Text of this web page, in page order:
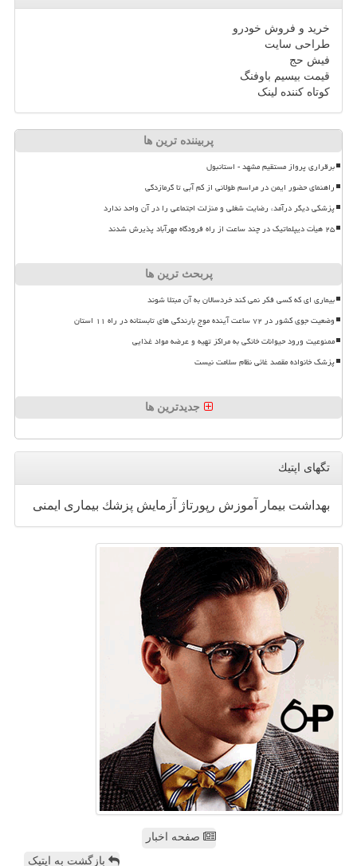
خرید و فروش خودرو
طراحی سایت
فیش حج
قیمت بیسیم باوفنگ
کوتاه کننده لینک
پربیننده ترین ها
برقراری پرواز مستقیم مشهد - استانبول
راهنمای حضور ایمن در مراسم طولانی از کم آبی تا گرمازدگی
پزشکی دیگر درآمد، رضایت شغلی و منزلت اجتماعی را در آن واحد ندارد
۲۵ هیأت دیپلماتیک در چند ساعت از راه فرودگاه مهرآباد پذیرش شدند
پربحث ترین ها
بیماری ای که کسی فکر نمی کند خردسالان به آن مبتلا شوند
وضعیت جوی کشور در ۷۲ ساعت آینده موج بارندگی های تابستانه در راه ۱۱ استان
ممنوعیت ورود حیوانات خانگی به مراکز تهیه و عرضه مواد غذایی
پزشک خانواده مقصد غائی نظام سلامت نیست
جدیدترین ها
تگهای اپتیك
بهداشت بیمار آموزش رپورتاژ آزمایش پزشك بیماری ایمنی
صفحه اخبار
بازگشت به اپتیک